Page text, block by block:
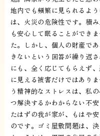
地内でも頻繁に見られるよ
は、火災の危険性です。積
も安心して眠ることができ
た。しかし、個人の財産で
きないという回答が繰り返
にも、全く応じてもらえず
に見える被害だけではあり
う精神的なストレスは、私
つ解決するかわからない不
たはずの我が家が、もはや
のです。ゴミ屋敷問題は、